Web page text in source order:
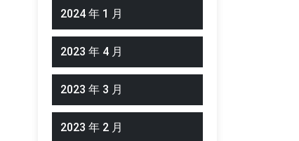
2024 年 1 月
2023 年 4 月
2023 年 3 月
2023 年 2 月